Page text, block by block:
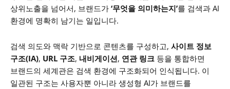
상위노출을 넘어서, 브랜드가 ‘무엇을 의미하는지’를 검색과 AI
환경에 명확히 남기는 일입니다.
검색 의도와 맥락 기반으로 콘텐츠를 구성하고, 사이트 정보
구조(IA), URL 구조, 내비게이션, 연관 링크 등을 통합하면
브랜드의 세계관은 검색 환경에 구조화되어 인식됩니다. 이
일관된 구조는 사용자뿐 아니라 생성형 AI가 브랜드를